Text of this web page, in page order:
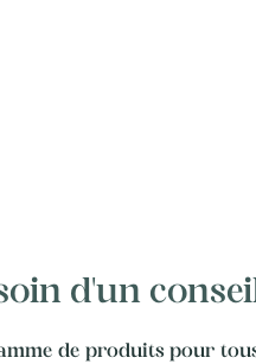
d'un
de produits pour